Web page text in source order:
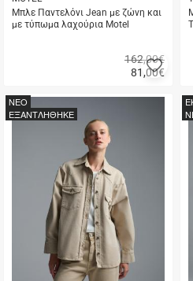
Μπλε Παντελόνι Jean με ζώνη και
με τύπωμα λαχούρια Motel
81,00€
162,00€
στα
μου
αγορά
NEO
ΕΞΑΝΤΛΗΘΗΚΕ